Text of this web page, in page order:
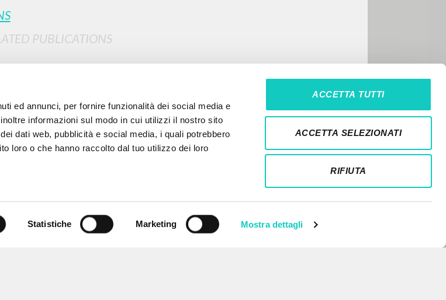
ed annunci, per fornire funzionalità dei social media e
informazioni sul modo in cui utilizzi il nostro sito
dati web, pubblicità e social media, i quali potrebbero
loro o che hanno raccolto dal tuo utilizzo dei loro
Statistiche Marketing Mostra dettagli
ACCETTA TUTTI
ACCETTA SELEZIONATI
RIFIUTA
PUBLICATIONS
LANGUAGE NEWSLETTER